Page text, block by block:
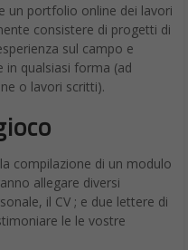
un portfolio online dei lavori
consistere di progetti di
sul campo e
in qualsiasi forma (ad
o lavori scritti).
compilazione di un modulo
allegare diversi
il CV ; e due lettere di
le le vostre